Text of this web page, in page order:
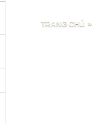
TRANG CHỦ »